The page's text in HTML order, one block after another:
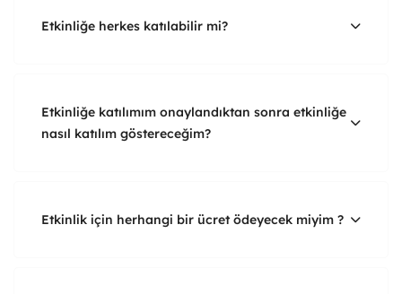
Etkinliğe herkes katılabilir mi?
Etkinliğe katılımım onaylandıktan sonra etkinliğe
nasıl katılım göstereceğim?
Etkinlik için herhangi bir ücret ödeyecek miyim ?